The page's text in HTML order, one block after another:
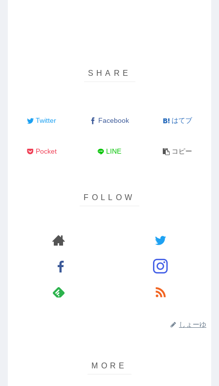
Twitter Facebook はてブ
Pocket LINE コピー
しょーゆ